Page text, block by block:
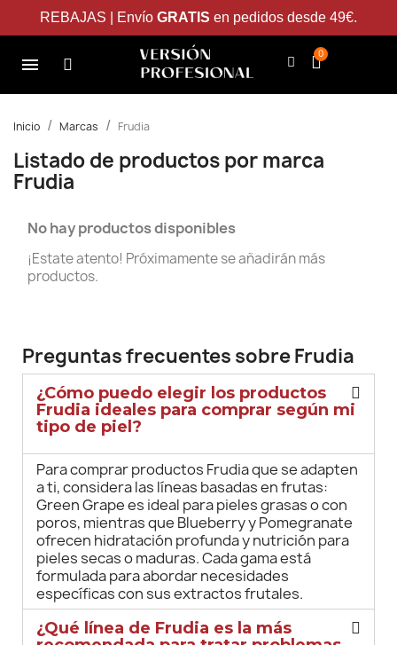
REBAJAS | Envío GRATIS en pedidos desde 49€.
Inicio Marcas Frudia
Listado de productos por marca
Frudia
Preguntas frecuentes sobre Frudia
¿Cómo puedo elegir los productos
Frudia ideales para comprar según mi
tipo de piel?
Para comprar productos Frudia que se adapten
a ti, considera las líneas basadas en frutas:
Green Grape es ideal para pieles grasas o con
poros, mientras que Blueberry y Pomegranate
ofrecen hidratación profunda y nutrición para
pieles secas o maduras. Cada gama está
formulada para abordar necesidades
específicas con sus extractos frutales.
¿Qué línea de Frudia es la más
No hay productos disponibles
¡Estate atento! Próximamente se añadirán más
productos.